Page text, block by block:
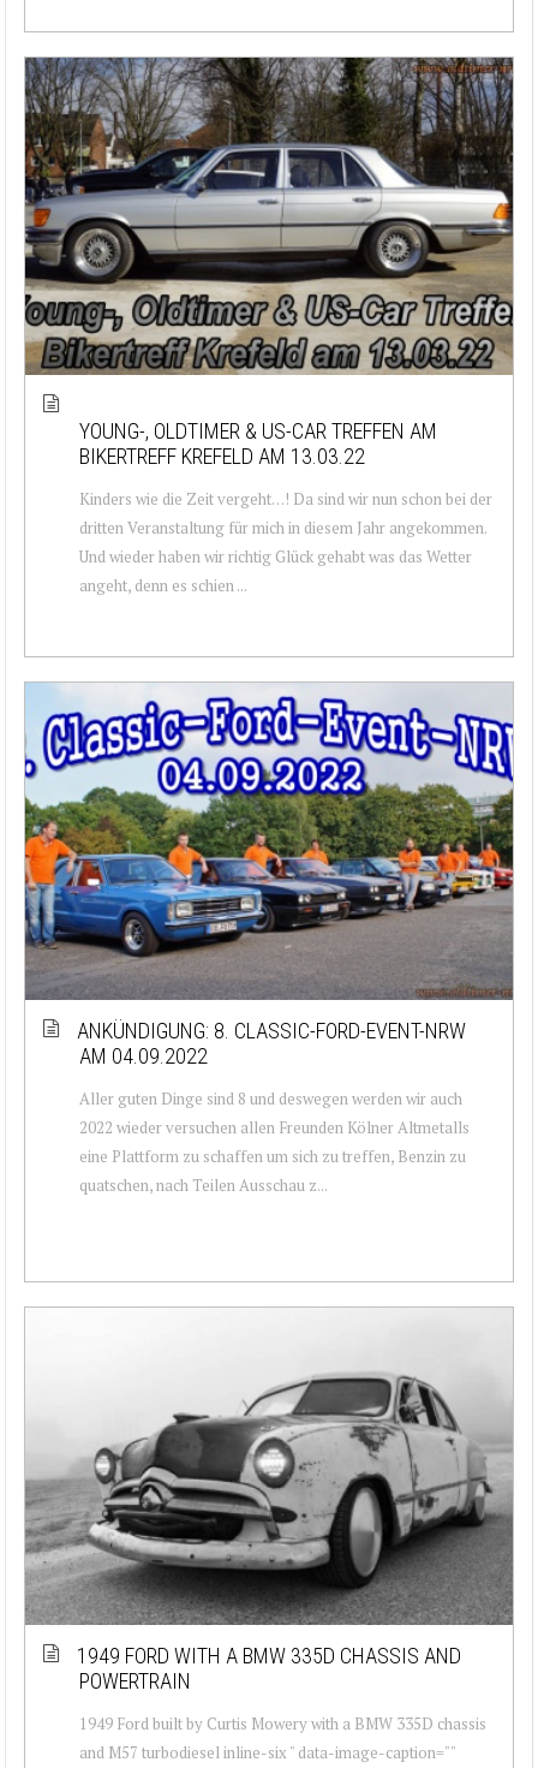
YOUNG-, OLDTIMER & US-CAR TREFFEN AM
BIKERTREFF KREFELD AM 13.03.22
Kinders wie die Zeit vergeht…! Da sind wir nun schon bei der
dritten Veranstaltung für mich in diesem Jahr angekommen.
Und wieder haben wir richtig Glück gehabt was das Wetter
angeht, denn es schien ...
ANKÜNDIGUNG: 8. CLASSIC-FORD-EVENT-NRW
AM 04.09.2022
Aller guten Dinge sind 8 und deswegen werden wir auch
2022 wieder versuchen allen Freunden Kölner Altmetalls
eine Plattform zu schaffen um sich zu treffen, Benzin zu
quatschen, nach Teilen Ausschau z...
1949 FORD WITH A BMW 335D CHASSIS AND
POWERTRAIN
1949 Ford built by Curtis Mowery with a BMW 335D chassis
and M57 turbodiesel inline-six " data-image-caption=""